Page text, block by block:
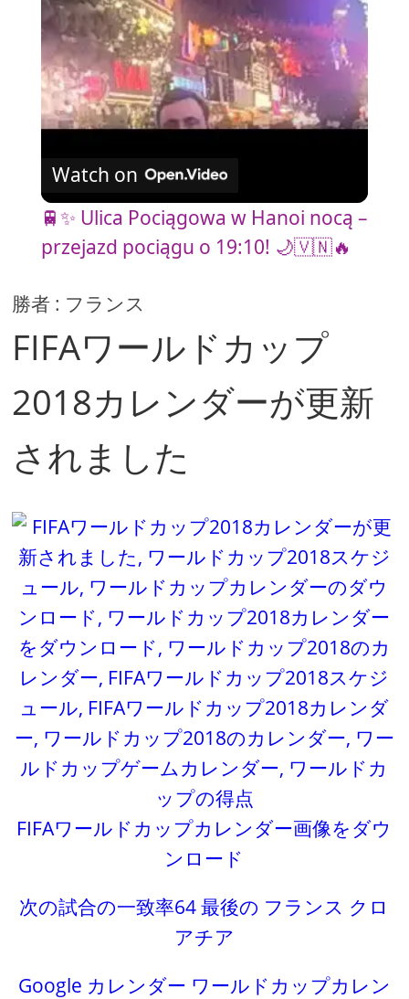
a
y
V
i
Watch on
🚆✨ Ulica Pociągowa w Hanoi nocą –
przejazd pociągu o 19:10! 🌙🇻🇳🔥
勝者 : フランス
FIFAワールドカップ
2018カレンダーが更新
されました
FIFAワールドカップカレンダー画像をダウ
ンロード
次の試合の一致率64 最後の フランス クロ
アチア
Google カレンダー ワールドカップカレン